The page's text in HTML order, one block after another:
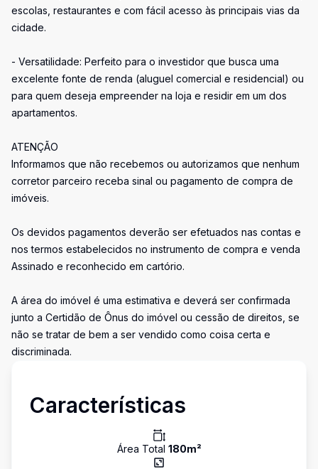
escolas, restaurantes e com fácil acesso às principais vias da
cidade.
- Versatilidade: Perfeito para o investidor que busca uma
excelente fonte de renda (aluguel comercial e residencial) ou
para quem deseja empreender na loja e residir em um dos
apartamentos.
ATENÇÃO
Informamos que não recebemos ou autorizamos que nenhum
corretor parceiro receba sinal ou pagamento de compra de
imóveis.
Os devidos pagamentos deverão ser efetuados nas contas e
nos termos estabelecidos no instrumento de compra e venda
Assinado e reconhecido em cartório.
A área do imóvel é uma estimativa e deverá ser confirmada
junto a Certidão de Ônus do imóvel ou cessão de direitos, se
não se tratar de bem a ser vendido como coisa certa e
discriminada.
Características
Área Total 180m²